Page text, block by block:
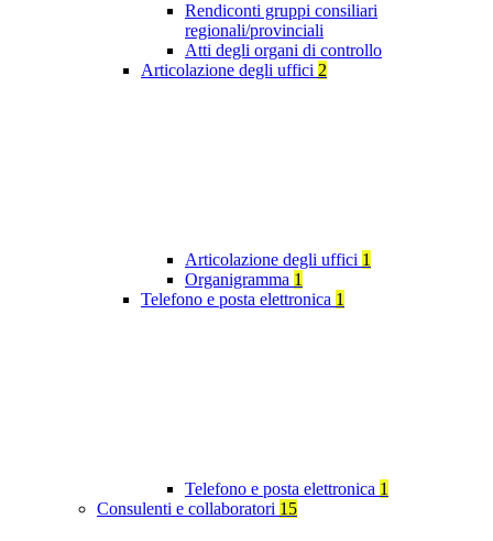
Rendiconti gruppi consiliari
regionali/provinciali
Atti degli organi di controllo
Articolazione degli uffici 2
Articolazione degli uffici 1
Organigramma 1
Telefono e posta elettronica 1
Telefono e posta elettronica 1
Consulenti e collaboratori 15